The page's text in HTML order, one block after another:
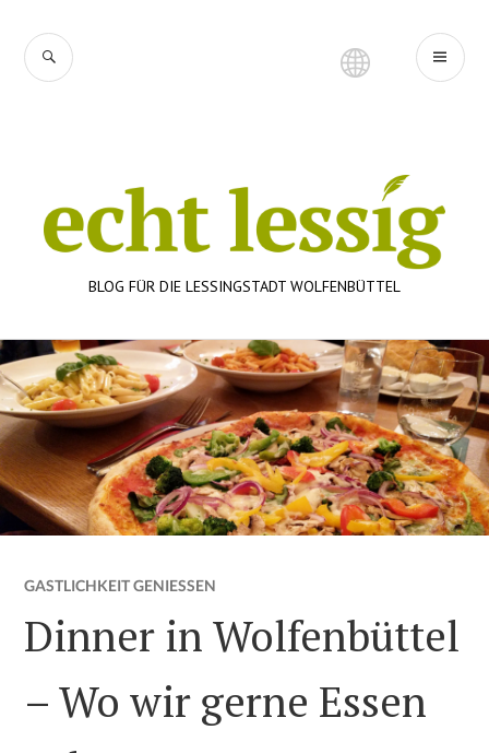
Inhalt
springen
BLOG FÜR DIE LESSINGSTADT WOLFENBÜTTEL
SUCHE
GASTLICHKEIT GENIESSEN
Dinner in Wolfenbüttel
– Wo wir gerne Essen